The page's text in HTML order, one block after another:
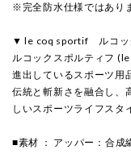
※完全防水仕様ではあり
▼ le coq sportif ルコッ
ルコックスポルティフ
進出しているスポーツ用
伝統と斬新さを融合し、
しいスポーツライフスタ
■素材 ： アッパー：合成